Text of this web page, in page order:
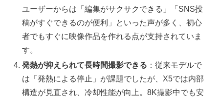
ユーザーからは「編集がサクサクできる」「SNS投
稿がすぐできるのが便利」といった声が多く、初心
者でもすぐに映像作品を作れる点が支持されていま
す。
発熱が抑えられて長時間撮影できる ：従来モデルで
は「発熱による停止」が課題でしたが、X5では内部
構造が見直され、冷却性能が向上。8K撮影中でも安